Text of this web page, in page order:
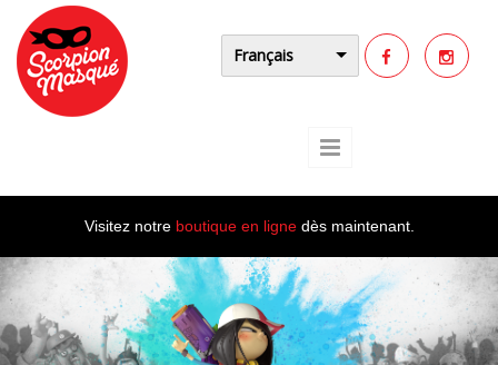
Aller au contenu principal
Français
Visitez notre boutique en lignedès maintenant.